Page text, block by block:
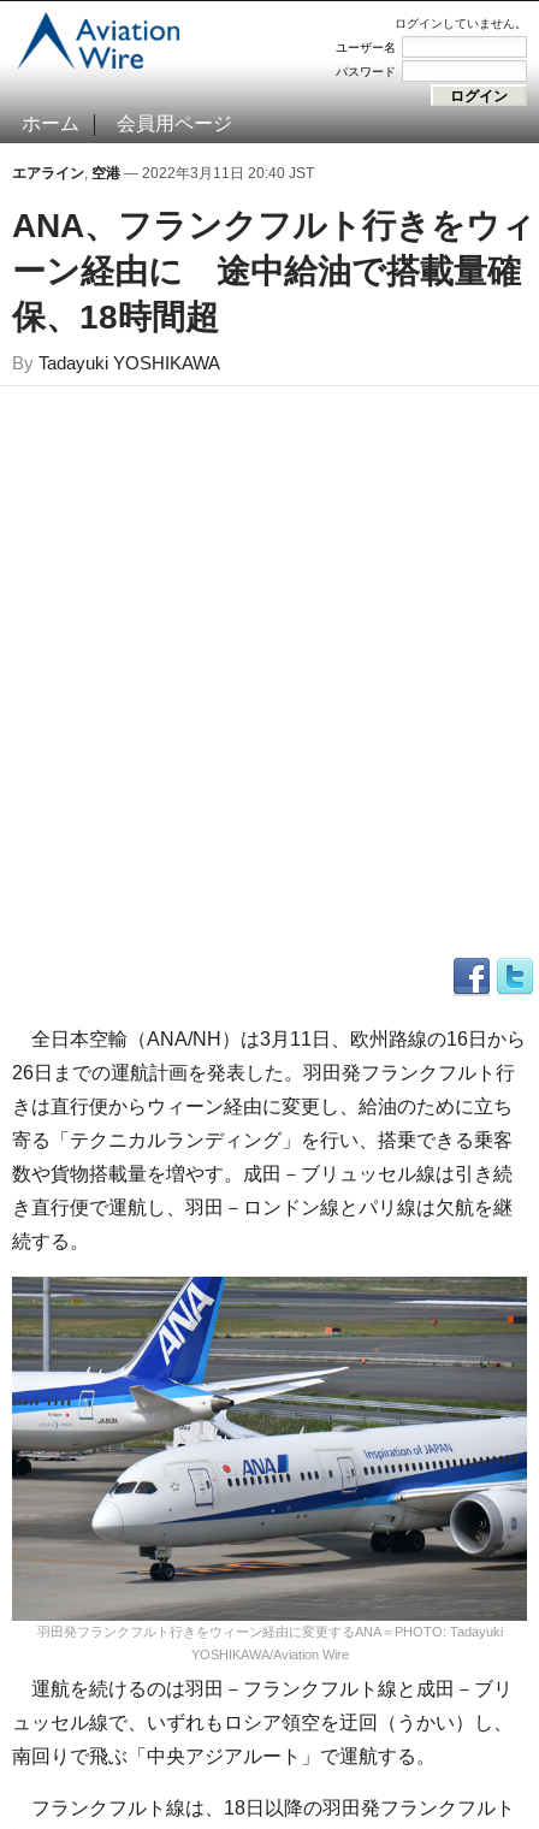
ログインしていません。
ユーザー名
パスワード
ホーム 会員用ページ
エアライン, 空港 — 2022年3月11日 20:40 JST
ANA、フランクフルト行きをウィ
ーン経由に 途中給油で搭載量確
保、18時間超
By Tadayuki YOSHIKAWA
全日本空輸（ANA/NH）は3月11日、欧州路線の16日から
26日までの運航計画を発表した。羽田発フランクフルト行
きは直行便からウィーン経由に変更し、給油のために立ち
寄る「テクニカルランディング」を行い、搭乗できる乗客
数や貨物搭載量を増やす。成田－ブリュッセル線は引き続
き直行便で運航し、羽田－ロンドン線とパリ線は欠航を継
続する。
羽田発フランクフルト行きをウィーン経由に変更するANA＝PHOTO: Tadayuki
YOSHIKAWA/Aviation Wire
運航を続けるのは羽田－フランクフルト線と成田－ブリ
ュッセル線で、いずれもロシア領空を迂回（うかい）し、
南回りで飛ぶ「中央アジアルート」で運航する。
フランクフルト線は、18日以降の羽田発フランクフルト